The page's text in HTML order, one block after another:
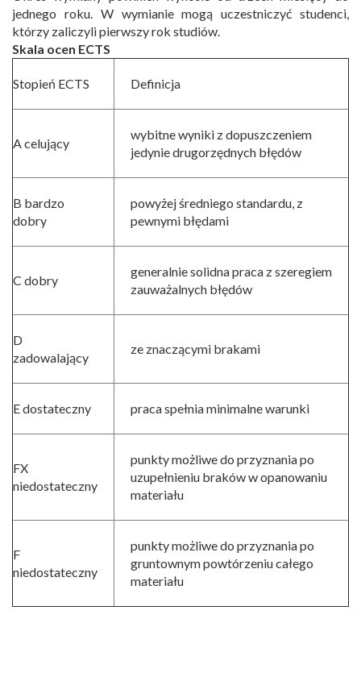
jednego roku. W wymianie mogą uczestniczyć studenci,
którzy zaliczyli pierwszy rok studiów.
Skala ocen ECTS
Stopień ECTS Definicja
A celujący
wybitne wyniki z dopuszczeniem
jedynie drugorzędnych błędów
B bardzo
dobry
powyżej średniego standardu, z
pewnymi błędami
C dobry
generalnie solidna praca z szeregiem
zauważalnych błędów
D
zadowalający
ze znaczącymi brakami
E dostateczny praca spełnia minimalne warunki
FX
niedostateczny
punkty możliwe do przyznania po
uzupełnieniu braków w opanowaniu
materiału
F
niedostateczny
punkty możliwe do przyznania po
gruntownym powtórzeniu całego
materiału